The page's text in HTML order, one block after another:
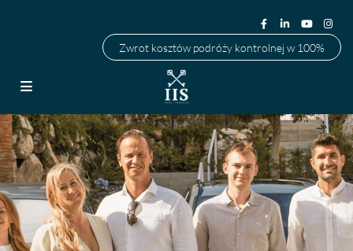
Zwrot kosztów podróży kontrolnej w 100%